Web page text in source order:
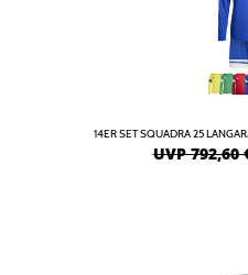
14ER SET SQUADRA 25
UVP 792,60